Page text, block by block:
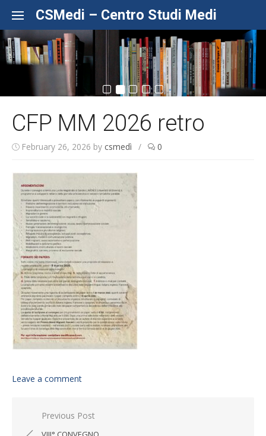
CSMedi – Centro Studi Medi
CFP MM 2026 retro
February 26, 2026 by csmedì / 0
Leave a comment
Post navigation
Previous Post